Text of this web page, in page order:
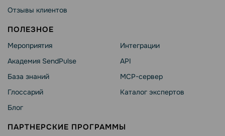
Отзывы клиентов
ПОЛЕЗНОЕ
Мероприятия
Академия SendPulse
База знаний
Глоссарий
Блог
Интеграции
API
MCP-сервер
Каталог экспертов
ПАРТНЕРСКИЕ ПРОГРАММЫ